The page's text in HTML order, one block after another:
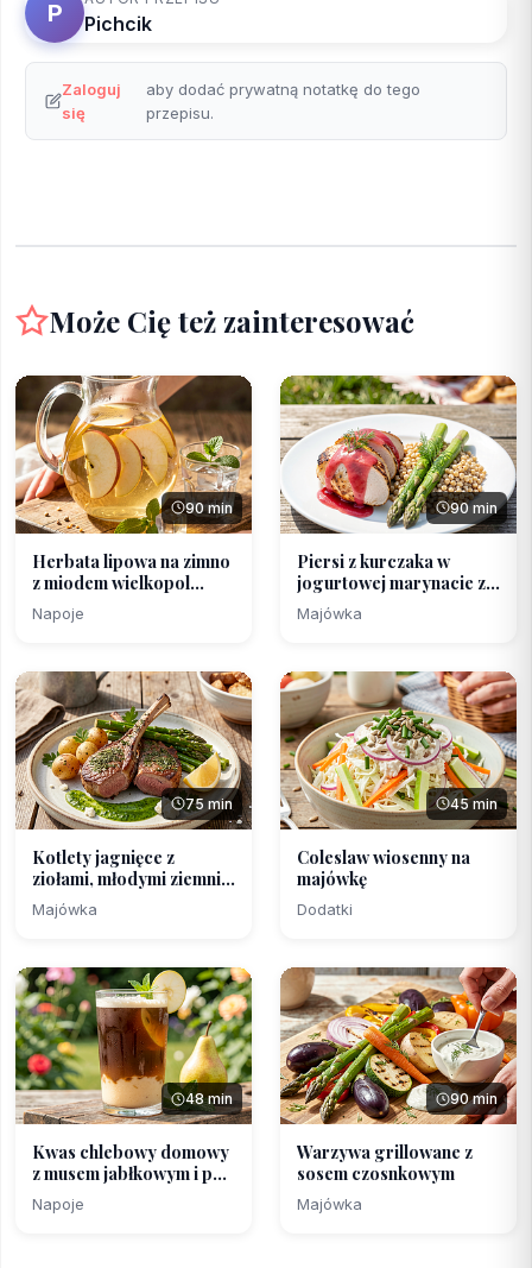
P Pichcik
Zaloguj
się
aby dodać prywatną notatkę do tego
przepisu.
Może Cię też zainteresować
90 min
Herbata lipowa na zimno
z miodem wielkopol...
Napoje
90 min
Piersi z kurczaka w
jogurtowej marynacie z...
Majówka
75 min
Kotlety jagnięce z
ziołami, młodymi ziemni...
Majówka
45 min
Coleslaw wiosenny na
majówkę
Dodatki
48 min
Kwas chlebowy domowy
z musem jabłkowym i p...
Napoje
90 min
Warzywa grillowane z
sosem czosnkowym
Majówka